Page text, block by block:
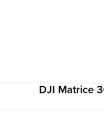
DJI Matrice